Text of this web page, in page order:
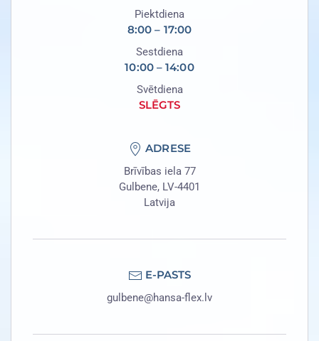
Piektdiena
8:00 – 17:00
Sestdiena
10:00 – 14:00
Svētdiena
SLĒGTS
ADRESE
Brīvības iela 77
Gulbene, LV-4401
Latvija
E-PASTS
gulbene@hansa-flex.lv